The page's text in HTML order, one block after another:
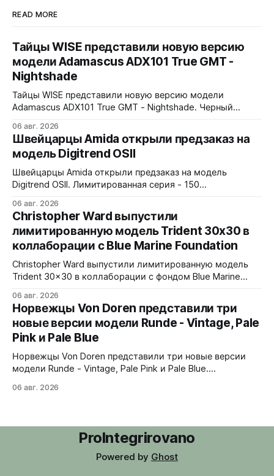
READ MORE
Тайцы WISE представили новую версию
модели Adamascus ADX101 True GMT -
Nightshade
Тайцы WISE представили новую версию модели
Adamascus ADX101 True GMT - Nightshade. Черный
Ceramic, стрелки и индексы Gungrey. 40x12,4x47,75 мм.
Корпус и браслет - сталь 904L, опционально ремешок
X1 FKM Rubber. Сапфировое стекло спереди и сзади с
внутренним AR-покрытием. Безель двунаправленный на
72 клика.
06 авг. 2026
Швейцарцы Amida открыли предзаказ на
модель Digitrend OSII
Швейцарцы Amida открыли предзаказ на модель
Digitrend OSII. Лимитированная серия - 150
Верхняя часть корпуса выполнена из цельного блока
сапфира с призмой, отображающей прыгающие часы и
бегущие минуты вертикально. Подсветка C1 X1 BL
Super-LumiNova на индексах - впервые в истории
Digitrend дисплей светится в темноте.
06 авг. 2026
Christopher Ward выпустили
лимитированную модель Trident 30x30 в
коллаборации с Blue Marine Foundation
Christopher Ward выпустили лимитированную модель
Trident 30x30 в коллаборации с фондом Blue Marine
рисунок на циферблате имитирует морские приливы,
бирюзовый цвет и красная секундная стрелка отсылают
к окраске рыбы-попугая - символу кампании фонда
#FishForTomorrow. На задней крышке выгравирован
логотип 30x30. С продажи каждого экземпляра 30
06 авг. 2026
Норвежцы Von Doren представили три
новые версии модели Runde - Vintage, Pale
Pink и Pale Blue
Норвежцы Von Doren представили три новые версии
модели Runde - Vintage, Pale Pink и Pale Blue.
крышка гравирована как монета из Rundeskatten.
лососевыми оттенками и черным сабдайлом,
вдохновлен часами
06 авг. 2026
ProIntegrirovano
Powered by Ghost